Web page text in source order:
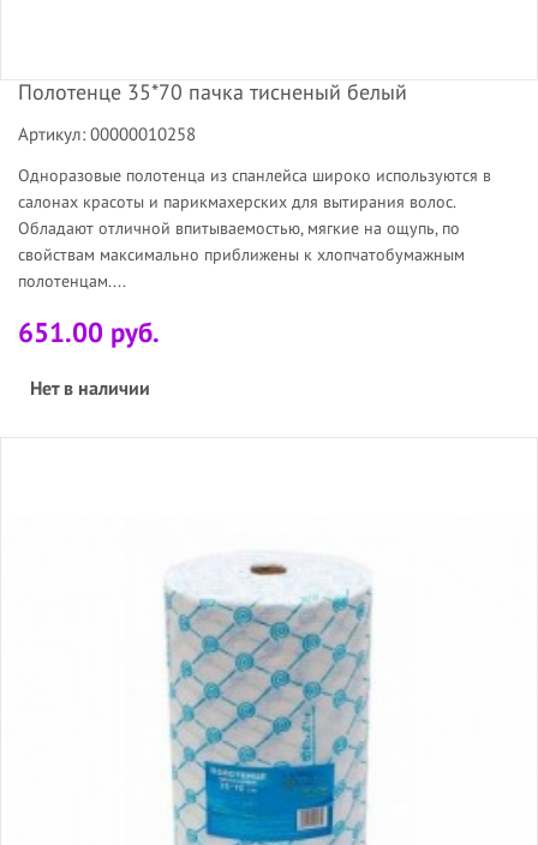
Полотенце 35*70 пачка тисненый белый
Артикул: 00000010258
Одноразовые полотенца из спанлейса широко используются в
салонах красоты и парикмахерских для вытирания волос.
Обладают отличной впитываемостью, мягкие на ощупь, по
свойствам максимально приближены к хлопчатобумажным
полотенцам....
651.00 руб.
Нет в наличии